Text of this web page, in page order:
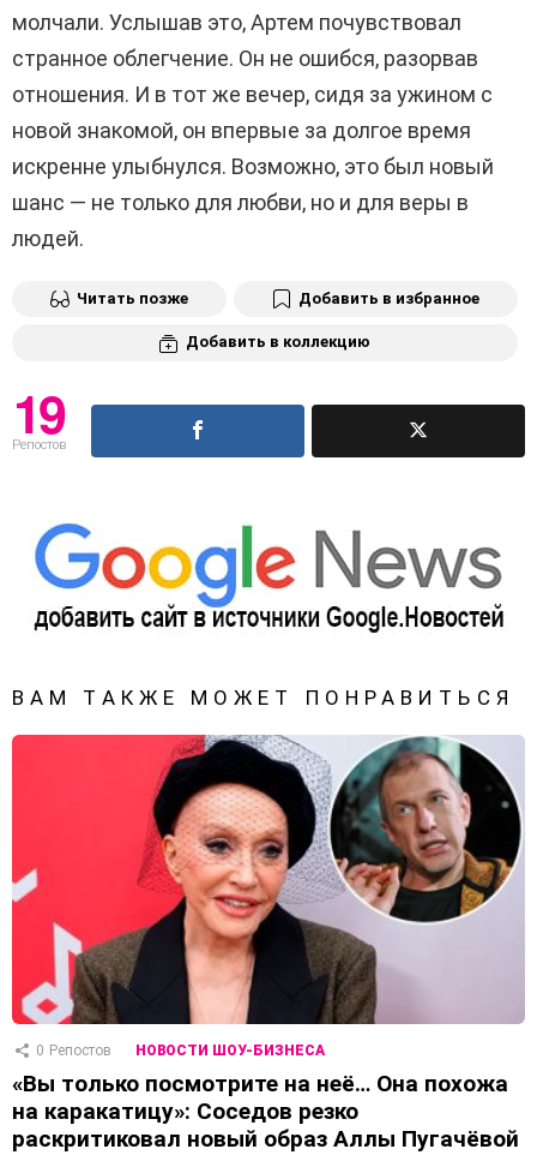
молчали. Услышав это, Артем почувствовал
странное облегчение. Он не ошибся, разорвав
отношения. И в тот же вечер, сидя за ужином с
новой знакомой, он впервые за долгое время
искренне улыбнулся. Возможно, это был новый
шанс — не только для любви, но и для веры в
людей.
Читать позже Добавить в избранное
Добавить в коллекцию
19
Репостов
ВАМ ТАКЖЕ МОЖЕТ ПОНРАВИТЬСЯ
0 Репостов НОВОСТИ ШОУ-БИЗНЕСА
«Вы только посмотрите на неё… Она похожа
на каракатицу»: Соседов резко
раскритиковал новый образ Аллы Пугачёвой